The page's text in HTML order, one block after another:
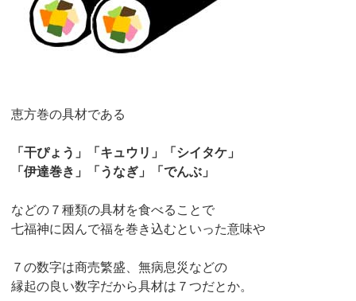
恵方巻の具材である
「干ぴょう」「キュウリ」「シイタケ」
「伊達巻き」「うなぎ」「でんぶ」
などの７種類の具材を食べることで
七福神に因んで福を巻き込むといった意味や
７の数字は商売繁盛、無病息災などの
縁起の良い数字だから具材は７つだとか。